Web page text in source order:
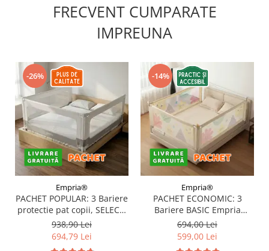
FRECVENT CUMPARATE
IMPREUNA
-26%
Empria®
PACHET POPULAR: 3 Bariere
protectie pat copii, SELECT,
160x200 cm
938,90 Lei
694,79 Lei
-14%
Empria®
PACHET ECONOMIC: 3
Bariere BASIC Empria
protectie pat 160X200 cm +
bara stabilizatoare
694,00 Lei
599,00 Lei